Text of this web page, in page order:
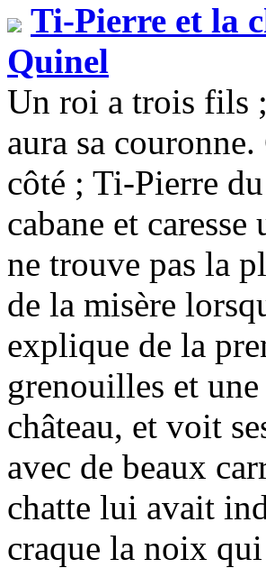
Ti-Pierre et la
Quinel
Un roi a trois fils
aura sa
côté ; Ti-Pierre
cabane et
ne trouve pas la
de la misère
explique de la
grenouilles et
château, et voit
avec de beaux
chatte lui avait
craque la noix qui